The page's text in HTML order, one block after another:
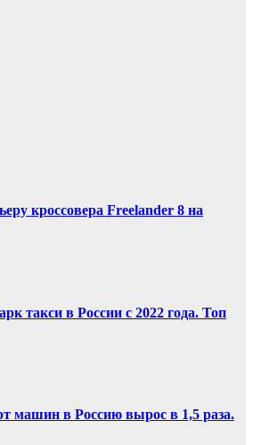
кроссовера Freelander 8 на
такси в России с 2022 года. Топ
машин в Россию вырос в 1,5 раза.